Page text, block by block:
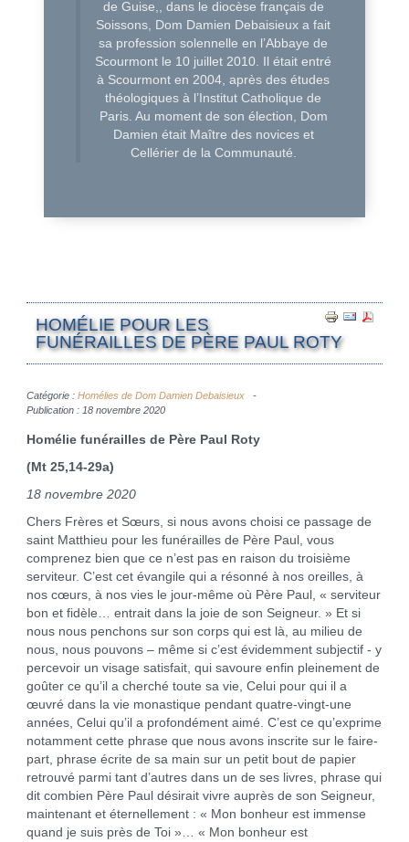
de Guise,, dans le diocèse français de
Soissons, Dom Damien Debaisieux a fait
sa profession solennelle en l’Abbaye de
Scourmont le 10 juillet 2010. Il était entré
à Scourmont en 2004, après des études
théologiques à l’Institut Catholique de
Paris. Au moment de son élection, Dom
Damien était Maître des novices et
Cellérier de la Communauté.
HOMÉLIE POUR LES
FUNÉRAILLES DE PÈRE PAUL ROTY
Catégorie : Homélies de Dom Damien Debaisieux
Publication : 18 novembre 2020
Homélie funérailles de Père Paul Roty
(Mt 25,14-29a)
18 novembre 2020
Chers Frères et Sœurs, si nous avons choisi ce passage de
saint Matthieu pour les funérailles de Père Paul, vous
comprenez bien que ce n’est pas en raison du troisième
serviteur. C’est cet évangile qui a résonné à nos oreilles, à
nos cœurs, à nos vies le jour-même où Père Paul, « serviteur
bon et fidèle… entrait dans la joie de son Seigneur. » Et si
nous nous penchons sur son corps qui est là, au milieu de
nous, nous pouvons – même si c’est évidemment subjectif - y
percevoir un visage satisfait, qui savoure enfin pleinement de
goûter ce qu’il a cherché toute sa vie, Celui pour qui il a
œuvré dans la vie monastique pendant quatre-vingt-une
années, Celui qu’il a profondément aimé. C’est ce qu’exprime
notamment cette phrase que nous avons inscrite sur le faire-
part, phrase écrite de sa main sur un petit bout de papier
retrouvé parmi tant d’autres dans un de ses livres, phrase qui
dit combien Père Paul désirait vivre auprès de son Seigneur,
maintenant et éternellement : « Mon bonheur est immense
quand je suis près de Toi »… « Mon bonheur est